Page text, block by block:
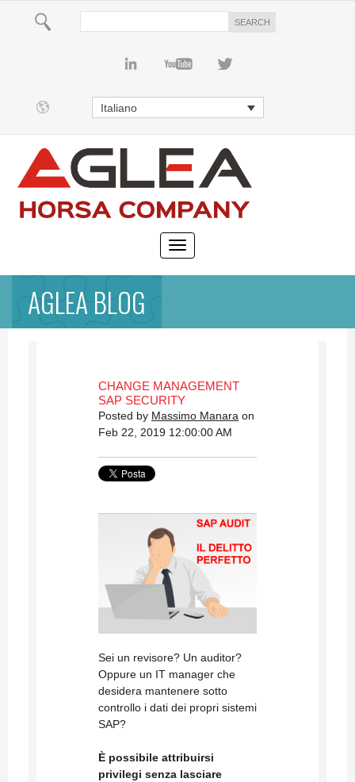
Italiano
AGLEA BLOG
CHANGE MANAGEMENT
SAP SECURITY
Posted by Massimo Manara on
Feb 22, 2019 12:00:00 AM
Sei un revisore? Un auditor?
Oppure un IT manager che
desidera mantenere sotto
controllo i dati dei propri sistemi
SAP?
È possibile attribuirsi
privilegi senza lasciare